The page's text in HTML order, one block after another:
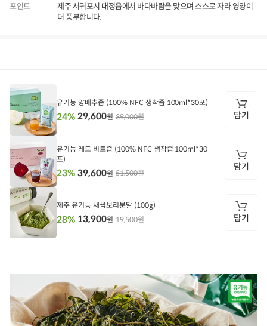
포인트
제주 서귀포시 대정읍에서 바다바람을 맞으며 스스로 자라 영양이
더 풍부합니다.
품
정
보
담
기
유기농 양배추즙 (100% NFC 생착즙 100ml*30포)
39,000원
24% 29,600원 담기
담
유기농 레드 비트즙 (100% NFC 생착즙 100ml*30
포)
51,500원
23% 39,600원
담기
담
제주 유기농 새싹보리분말 (100g)
19,500원
28% 13,900원 담기